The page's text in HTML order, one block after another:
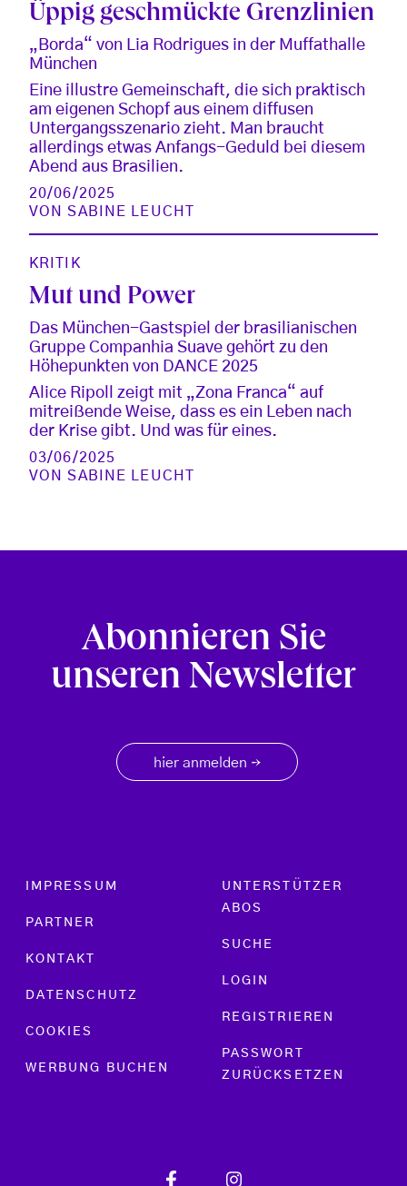
Üppig geschmückte Grenzlinien
„Borda“ von Lia Rodrigues in der Muffathalle
München
Eine illustre Gemeinschaft, die sich praktisch
am eigenen Schopf aus einem diffusen
Untergangsszenario zieht. Man braucht
allerdings etwas Anfangs-Geduld bei diesem
Abend aus Brasilien.
20/06/2025
VONSABINE LEUCHT
KRITIK
Mut und Power
Das München-Gastspiel der brasilianischen
Gruppe Companhia Suave gehört zu den
Höhepunkten von DANCE 2025
Alice Ripoll zeigt mit „Zona Franca“ auf
mitreißende Weise, dass es ein Leben nach
der Krise gibt. Und was für eines.
03/06/2025
VONSABINE LEUCHT
Abonnieren Sie
unseren Newsletter
hier anmelden →
Footer menu
IMPRESSUM
PARTNER
KONTAKT
DATENSCHUTZ
COOKIES
WERBUNG BUCHEN
UNTERSTÜTZER
ABOS
SUCHE
LOGIN
REGISTRIEREN
PASSWORT
ZURÜCKSETZEN